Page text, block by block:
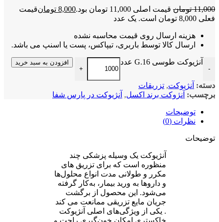
تومان قیمت اصلی 11,000 تومان بود. 8,000 تومانقیمت
تومان است.
یک عدد
هزینه ارسال روی قیمت محاسبه نشده
ارسال کالا توسط باربری، تیپاکس، پست یا اسنپ می باشد.
آنژیوکت طوسی G.16 عدد افزودن به سبد خرید
آنژیوکت, تزریقات
آنژوکت برند اکسل, آنژیوکت در پارس شفا
توضیحات
نظرات (0)
آنژیوکت یک وسیله پزشکی چند
منظوره است که برای تزریق های
مکرر و طولانی مدت انواع محلول‌ها
و داروها به ورید بیمار، به‌کار گرفته
می‌شود. این محصول از برگشت
جریان مایع تزریقی ممانعت می کند
. یکی از ویژگی‌های اصلی آنژیوکت
خاکستری امکان خون‌گیری راحت و